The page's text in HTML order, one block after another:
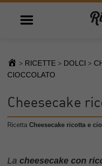
Open main menu
> RICETTE > DOLCI >
CIOCCOLATO
Cheesecake
Ricetta Cheesecake ricotta e
La cheesecake con